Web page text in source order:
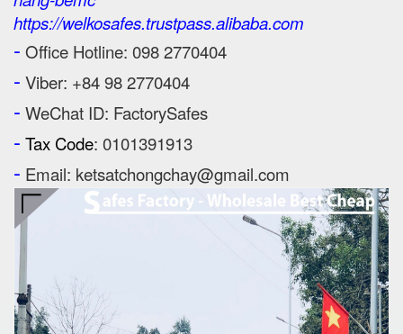
https://welkosafes.trustpass.alibaba.com
- Office Hotline: 098 2770404
- Viber: +84 98 2770404
- WeChat ID: FactorySafes
- Tax Code: 0101391913
- Email: ketsatchongchay@gmail.com